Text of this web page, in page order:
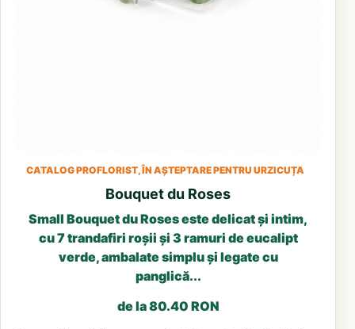
CATALOG PROFLORIST, ÎN AȘTEPTARE PENTRU URZICUȚA
Bouquet du Roses
Small Bouquet du Roses este delicat și intim,
cu 7 trandafiri roșii și 3 ramuri de eucalipt
verde, ambalate simplu și legate cu
panglică...
de la 80.40 RON